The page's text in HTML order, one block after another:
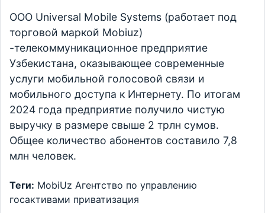
ООО Universal Mobile Systems (работает под
торговой маркой Mobiuz)
-телекоммуникационное предприятие
Узбекистана, оказывающее современные
услуги мобильной голосовой связи и
мобильного доступа к Интернету. По итогам
2024 года предприятие получило чистую
выручку в размере свыше 2 трлн сумов.
Общее количество абонентов составило 7,8
млн человек.
Теги: MobiUz Агентство по управлению
госактивами приватизация